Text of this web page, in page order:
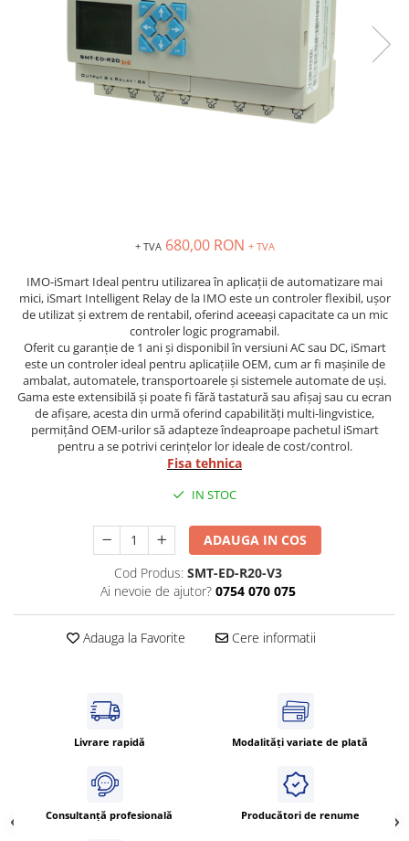
Router si switch-uri industriale
Afisoare digitale
Senzori inductivi
Senzori magnetici-rezistivi
TRIO-UPS
Direct-On-Line Starters
Cam Switches
Cleme sir
Accesorii cleme
Cleme 10mm
Cleme 2.5mm
Cleme 4mm
Cleme 6mm
+ TVA 680,00 RON + TVA
IMO-iSmart Ideal pentru utilizarea în aplicații de automatizare mai
mici, iSmart Intelligent Relay de la IMO este un controler flexibil, ușor
de utilizat și extrem de rentabil, oferind aceeași capacitate ca un mic
controler logic programabil.
Oferit cu garanție de 1 ani și disponibil în versiuni AC sau DC, iSmart
este un controler ideal pentru aplicațiile OEM, cum ar fi mașinile de
ambalat, automatele, transportoarele și sistemele automate de uși.
Gama este extensibilă și poate fi fără tastatură sau afișaj sau cu ecran
de afișare, acesta din urmă oferind capabilități multi-lingvistice,
permițând OEM-urilor să adapteze îndeaproape pachetul iSmart
pentru a se potrivi cerințelor lor ideale de cost/control.
Fisa tehnica
IN STOC
ADAUGA IN COS
Cod Produs: SMT-ED-R20-V3
Ai nevoie de ajutor? 0754 070 075
Adauga la Favorite Cere informatii
Livrare rapidă Modalități variate de plată
Consultanță profesională Producători de renume